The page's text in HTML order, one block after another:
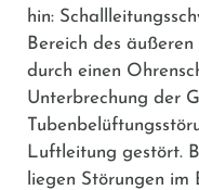
hin:
Bereich des
durch einen
Unterbrechung der
Luftleitung gestört.
liegen Störungen im